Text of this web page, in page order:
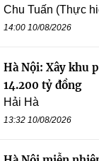
Chu Tuấn (Thực
14:00 10/08/2026
Hà Nội: Xây khu
14.200 tỷ đồng
Hải Hà
13:32 10/08/2026